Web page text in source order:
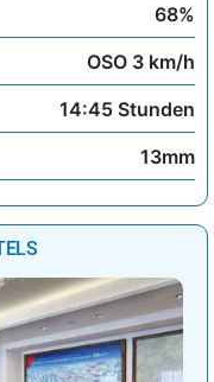
68%
OSO 3 km/h
14:45 Stunden
13mm